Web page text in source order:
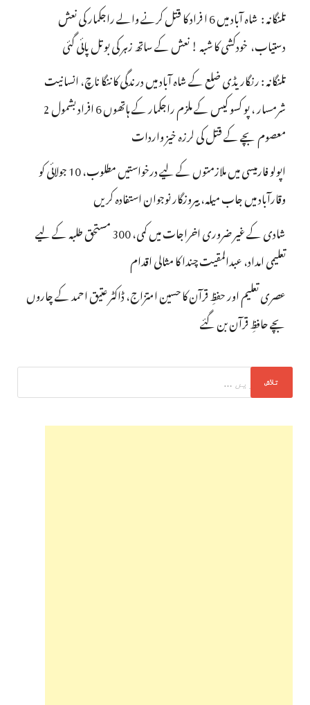
تلنگانہ : شاہ آباد میں 6 ا فراد کا قتل کرنے والے راجکمار کی نعش
دستیاب، خودکشی کا شبہ ! نعش کے ساتھ زہر کی بوتل پائی گئی
تلنگانہ : رنگاریڈی ضلع کے شاہ آباد میں درندگی کا ننگا ناچ، انسانیت
شرمسار ، پو کسو کیس کے ملزم راجکمار کے ہاتھوں 6 افراد بشمول 2
معصوم بچے کے قتل کی لرزہ خیز واردات
اپولو فارمیسی میں ملازمتوں کے لیے درخواستیں مطلوب، 10 جولائی کو
وقارآباد میں جاب میلہ، بیروزگار نوجوان استفادہ کریں
شادی کے غیر ضروری اخراجات میں کمی، 300 مستحق طلبہ کے لیے
تعلیمی امداد، عبدالمقیت چندا کا مثالی اقدام
عصری تعلیم اور حفظِ قرآن کا حسین امتزاج، ڈاکٹر عتیق احمد کے چاروں
بچے حافظِ قرآن بن گئے